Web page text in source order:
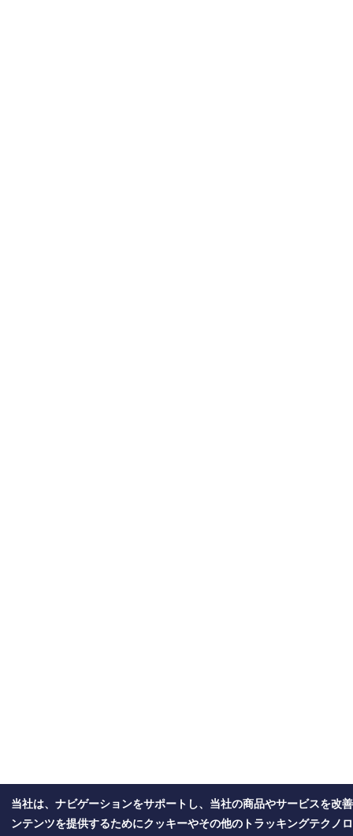
当社は、ナビゲーションをサポートし、当社の商品やサービスを改
ンテンツを提供するためにクッキーやその他のトラッキングテクノ